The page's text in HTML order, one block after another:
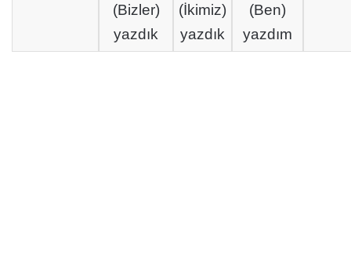
(Bizler)
yazdık
(İkimiz)
yazdık
(Ben)
yazdım